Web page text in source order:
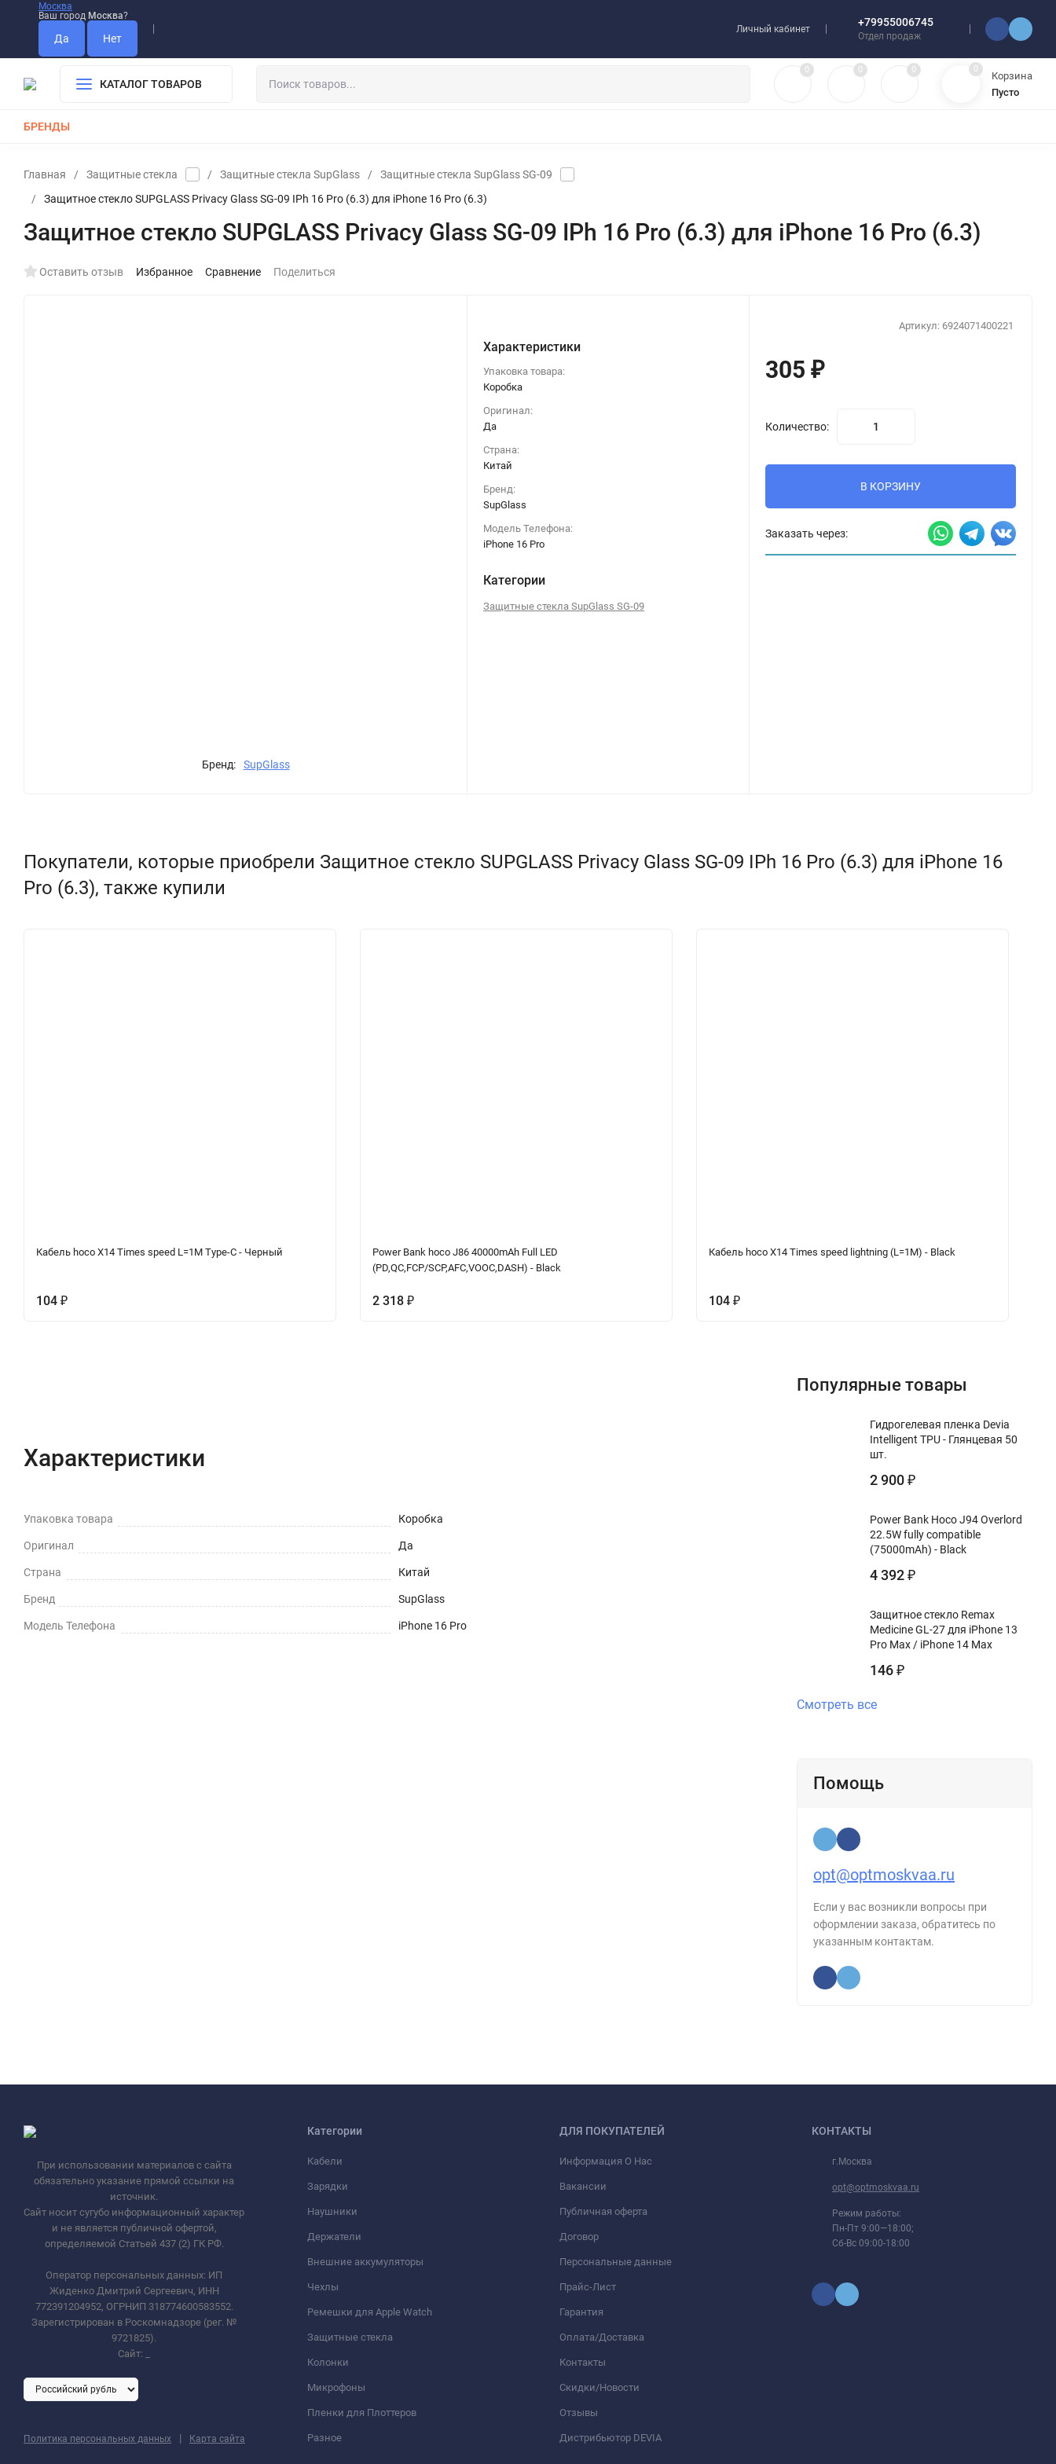
Москва
Ваш город Москва?
Личный кабинет
+79955006745
Отдел продаж
КАТАЛОГ ТОВАРОВ
0 0 0 0
Корзина
Пусто
БРЕНДЫ
Главная / Защитные стекла / Защитные стекла SupGlass /
Защитные стекла SupGlass SG-09
/
Защитное стекло SUPGLASS Privacy Glass SG-09 IPh 16 Pro (6.3) для iPhone 16 Pro (6.3)
Защитное стекло SUPGLASS Privacy Glass SG-09 IPh 16 Pro (6.3) для iPhone 16 Pro (6.3)
Оставить отзыв Избранное Сравнение Поделиться
Бренд: SupGlass
Характеристики
Упаковка товара:
Коробка
Оригинал:
Да
Страна:
Китай
Бренд:
SupGlass
Модель Телефона:
iPhone 16 Pro
Категории
Защитные стекла SupGlass SG-09
Артикул: 6924071400221
305₽
Количество:
В КОРЗИНУ
Заказать через:
Покупатели, которые приобрели Защитное стекло SUPGLASS Privacy Glass SG-09 IPh 16 Pro (6.3) для iPhone 16
Pro (6.3), также купили
Кабель hoco X14 Times speed L=1M Type-C - Черный
104 ₽
Power Bank hoco J86 40000mAh Full LED
(PD,QC,FCP/SCP,AFC,VOOC,DASH) - Black
2 318 ₽
Кабель hoco X14 Times speed lightning (L=1M) - Black
104 ₽
Характеристики
Упаковка товара Коробка
Оригинал Да
Страна Китай
Бренд SupGlass
Модель Телефона iPhone 16 Pro
Популярные товары
Гидрогелевая пленка Devia
Intelligent TPU - Глянцевая 50
шт.
2 900 ₽
Power Bank Hoco J94 Overlord
22.5W fully compatible
(75000mAh) - Black
4 392 ₽
Защитное стекло Remax
Medicine GL-27 для iPhone 13
Pro Max / iPhone 14 Max
146 ₽
Смотреть все
Помощь
opt@optmoskvaa.ru
Если у вас возникли вопросы при
оформлении заказа, обратитесь по
указанным контактам.
При использовании материалов с сайта
обязательно указание прямой ссылки на
источник.
Сайт носит сугубо информационный характер
и не является публичной офертой,
определяемой Статьей 437 (2) ГК РФ.
Оператор персональных данных: ИП
Жиденко Дмитрий Сергеевич, ИНН
772391204952, ОГРНИП 318774600583552.
Зарегистрирован в Роскомнадзоре (рег. №
9721825).
Сайт:
Политика персональных данных | Карта сайта
Категории
Кабели
Зарядки
Наушники
Держатели
Внешние аккумуляторы
Чехлы
Ремешки для Apple Watch
Защитные стекла
Колонки
Микрофоны
Пленки для Плоттеров
Разное
ДЛЯ ПОКУПАТЕЛЕЙ
Информация О Нас
Вакансии
Публичная оферта
Договор
Персональные данные
Прайс-Лист
Гарантия
Оплата/Доставка
Контакты
Скидки/Новости
Отзывы
Дистрибьютор DEVIA
КОНТАКТЫ
г.Москва
opt@optmoskvaa.ru
Режим работы:
Пн-Пт 9:00—18:00;
Сб-Вс 09:00-18:00